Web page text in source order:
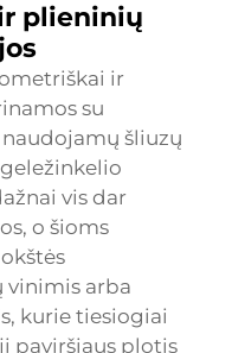
plieninių
ir
su
šliuzų
vis dar
o šioms
vinimis arba
kurie tiesiogiai
paviršiaus plotis